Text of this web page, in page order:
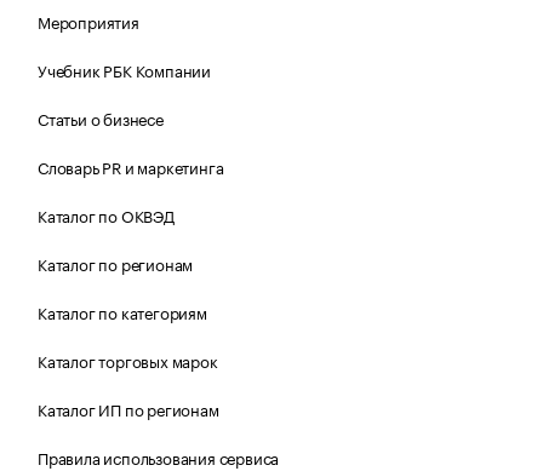
Мероприятия
Учебник РБК Компании
Статьи о бизнесе
Словарь PR и маркетинга
Каталог по ОКВЭД
Каталог по регионам
Каталог по категориям
Каталог торговых марок
Каталог ИП по регионам
Правила использования сервиса